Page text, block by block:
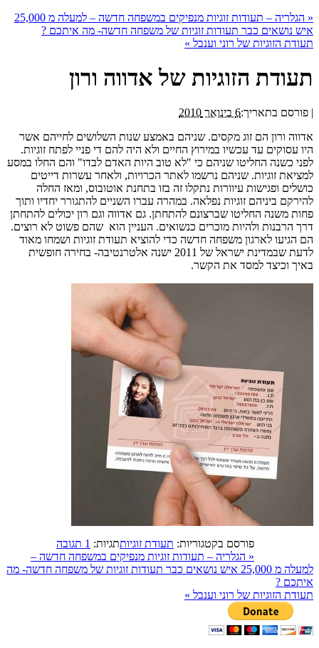
«
הגלריה – תעודות זוגיות מנפיקים במשפחה חדשה – למעלה מ 25,000
איש נושאים כבר תעודות זוגיות של משפחה חדשה- מה איתכם ?
תעודת הזוגיות של רוני וענבל »
תעודת הזוגיות של אדווה ורון
| פורסם בתאריך:6 בינואר 2010
אדווה ורון הם זוג מקסים. שניהם באמצע שנות השלושים לחייהם אשר
היו עסוקים עד עכשיו במירוץ החיים ולא היה להם די פניי לפתח זוגיות.
לפני כשנה החליטו שניהם כי "לא טוב היות האדם לבדו" והם החלו במסע
למציאת זוגיות. שניהם נרשמו לאתר הכרויות, ולאחר עשרות דייטים
כושלים ופגישות עיוורות נתקלו זה בזו בתחנת אוטובוס, ומאז החלה
להירקם ביניהם זוגיות נפלאה. במהרה עברו השניים להתגורר יחדיו ותוך
פחות משנה החליטו שברצונם להתחתן. גם אדווה וגם רון יכולים להתחתן
דרך הרבנות ולהיות מוכרים כנשואים. העניין הוא שהם פשוט לא רוצים.
הם הגיעו לארגון משפחה חדשה כדי להוציא תעודת זוגיות ושמחו מאוד
לדעת שבמדינת ישראל של 2011 ישנה אלטרנטיבה- בחירה חופשית
באיך וכיצד למסד את הקשר.
פורסם בקטגוריות: תעודת זוגיותתגיות: 1 תגובה
« הגלריה – תעודות זוגיות מנפיקים במשפחה חדשה –
למעלה מ 25,000 איש נושאים כבר תעודות זוגיות של משפחה חדשה- מה
איתכם ?
תעודת הזוגיות של רוני וענבל »